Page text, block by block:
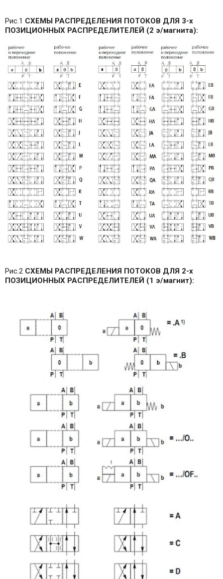
Рис.1 СХЕМЫ РАСПРЕДЕЛЕНИЯ ПОТОКОВ ДЛЯ 3-х
ПОЗИЦИОННЫХ РАСПРЕДЕЛИТЕЛЕЙ (2 э/магнита):
Рис.2 СХЕМЫ РАСПРЕДЕЛЕНИЯ ПОТОКОВ ДЛЯ 2-х
ПОЗИЦИОННЫХ РАСПРЕДЕЛИТЕЛЕЙ (1 э/магнит):